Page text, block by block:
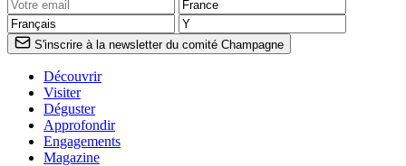
S'inscrire à la newsletter du comité Champagne
Découvrir
Visiter
Déguster
Approfondir
Engagements
Magazine